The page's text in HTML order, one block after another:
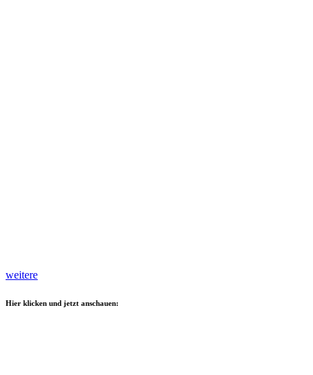
weitere
Hier klicken und jetzt anschauen: